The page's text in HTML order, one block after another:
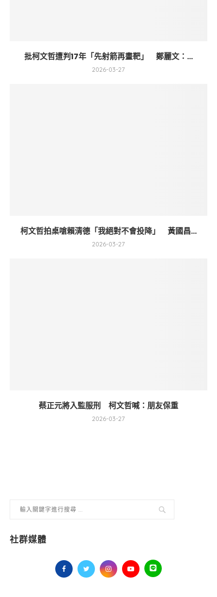
批柯文哲遭判17年「先射箭再畫靶」 鄭麗文：...
2026-03-27
柯文哲拍桌嗆賴清德「我絕對不會投降」 黃國昌...
2026-03-27
蔡正元將入監服刑 柯文哲喊：朋友保重
2026-03-27
社群媒體